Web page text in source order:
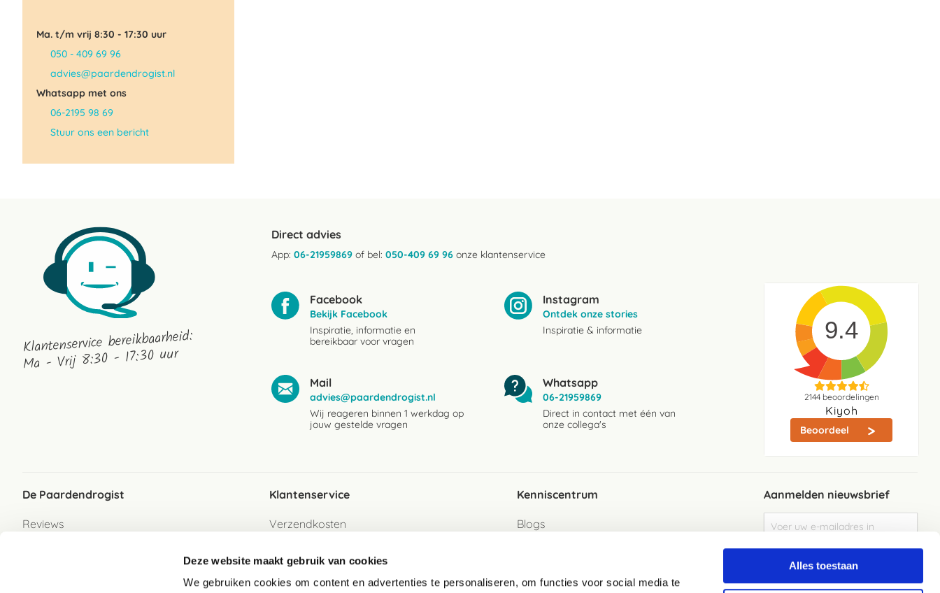
Deze website maakt gebruik van cookies
We gebruiken cookies om content en advertenties te personaliseren, om functies voor social media te
Alles toestaan
Ma. t/m vrij 8:30 - 17:30 uur
050 - 409 69 96
advies@paardendrogist.nl
Whatsapp met ons
06-2195 98 69
Stuur ons een bericht
Klantenservice bereikbaarheid:
Ma - Vrij 8:30 - 17:30 uur
Direct advies
App: 06-21959869 of bel: 050-409 69 96 onze klantenservice
Facebook
Bekijk Facebook
Inspiratie, informatie en
bereikbaar voor vragen
Instagram
Ontdek onze stories
Inspiratie & informatie
Mail
advies@paardendrogist.nl
Wij reageren binnen 1 werkdag op
jouw gestelde vragen
Whatsapp
06-21959869
Direct in contact met één van
onze collega's
9.4
2144beoordelingen
Kiyoh
Beoordeel
De Paardendrogist
Reviews
Klantenservice
Verzendkosten
Betaalwijzen
Kenniscentrum
Blogs
Aanmelden nieuwsbrief
u
op
Elke week de beste acties en het laaste